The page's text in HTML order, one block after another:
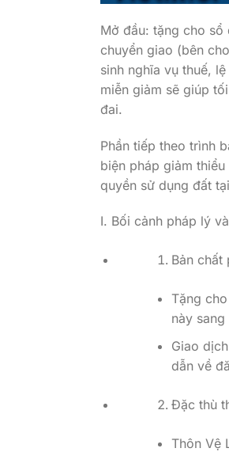
Mở đầu: tặng cho
chuyển giao (bên
sinh nghĩa vụ thuế,
miễn giảm sẽ giúp
đai.
Phần tiếp theo trình
biện pháp giảm
quyền sử dụng đất
I. Bối cảnh pháp lý
Bản chất
Tặng
này
Giao
dẫn về
Đặc thù
Thôn Vệ